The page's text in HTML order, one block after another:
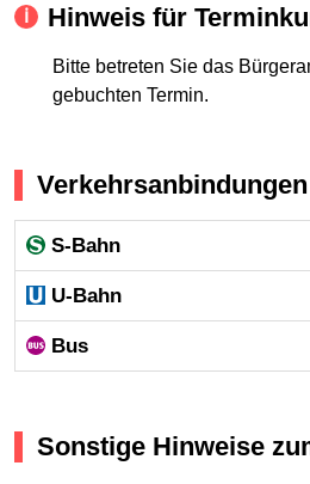
Hinweis für
Bitte betreten Sie das
gebuchten Termin.
Verkehrsanbindungen
S-Bahn
U-Bahn
Bus
Sonstige Hinweise